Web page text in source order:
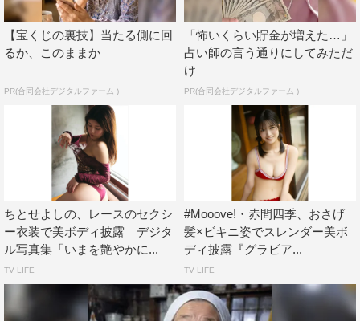
【宝くじの裏技】当たる側に回
るか、このままか
PR(合同会社デジタルファーム )
「怖いくらい貯金が増えた…」
占い師の言う通りにしてみただ
け
PR(合同会社デジタルファーム )
ちとせよしの、レースのセクシ
ー衣装で美ボディ披露 デジタ
ル写真集「いまを艶やかに...
TV LIFE
#Mooove!・赤間四季、おさげ
髪×ビキニ姿でスレンダー美ボ
ディ披露『グラビア...
TV LIFE